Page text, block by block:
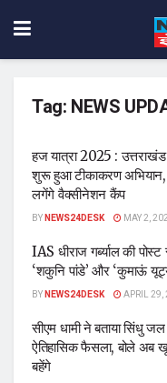
Tag: NEWS
हज यात्रा 2025 :
शुरू हुआ टीकाकरण
लगेंगे वैक्सीनेशन कैंप
BYNEWS24DESK MAY 2,
IAS धीराज गर्ब्याल की
‘शकुनि पांडे’ और ‘कुमाऊं
BYNEWS24DESK APRIL 29,
सीएम धामी ने बताया सिंधु
ऐतिहासिक फैसला, बोले अब
बहेंगे